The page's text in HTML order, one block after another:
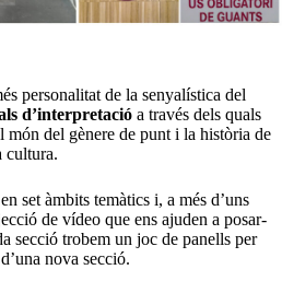
personalitat de la senyalística del
d’interpretació a través dels quals
món del gènere de punt i la història de
cultura.
set àmbits temàtics i, a més d’uns
de vídeo que ens ajuden a posar-
secció trobem un joc de panells per
nova secció.